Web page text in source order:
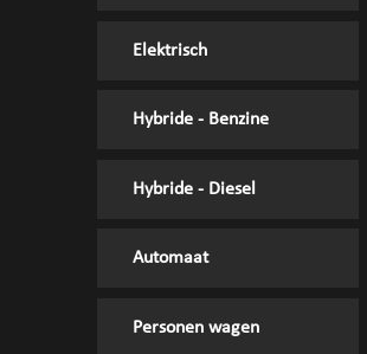
Elektrisch
Hybride - Benzine
Hybride - Diesel
Automaat
Personen wagen